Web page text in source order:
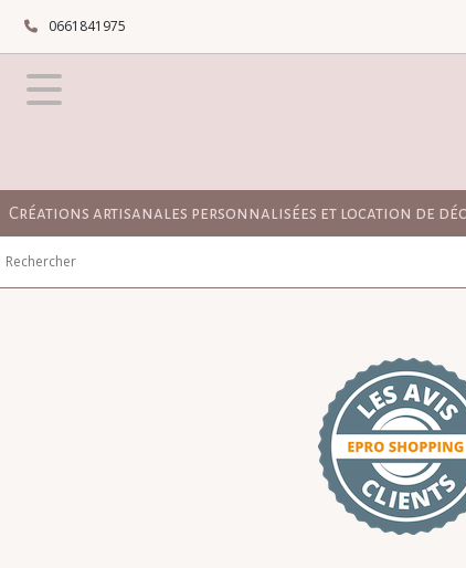
0661841975
Créations artisanales personnalisées et location de